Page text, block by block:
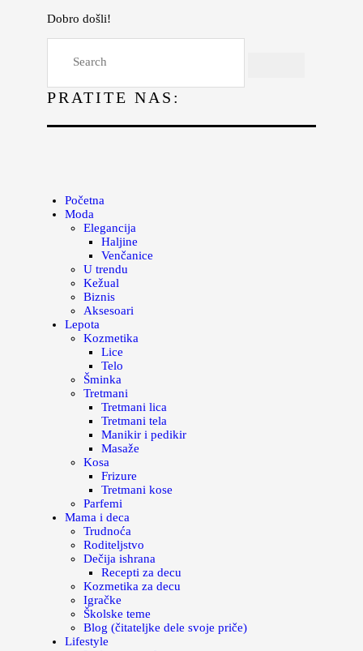
Dobro došli!
PRATITE NAS:
Početna
Moda
Elegancija
Haljine
Venčanice
U trendu
Kežual
Biznis
Aksesoari
Lepota
Kozmetika
Lice
Telo
Šminka
Tretmani
Tretmani lica
Tretmani tela
Manikir i pedikir
Masaže
Kosa
Frizure
Tretmani kose
Parfemi
Mama i deca
Trudnoća
Roditeljstvo
Dečija ishrana
Recepti za decu
Kozmetika za decu
Igračke
Školske teme
Blog (čitateljke dele svoje priče)
Lifestyle
Lepota
Kuhinja
Magazin